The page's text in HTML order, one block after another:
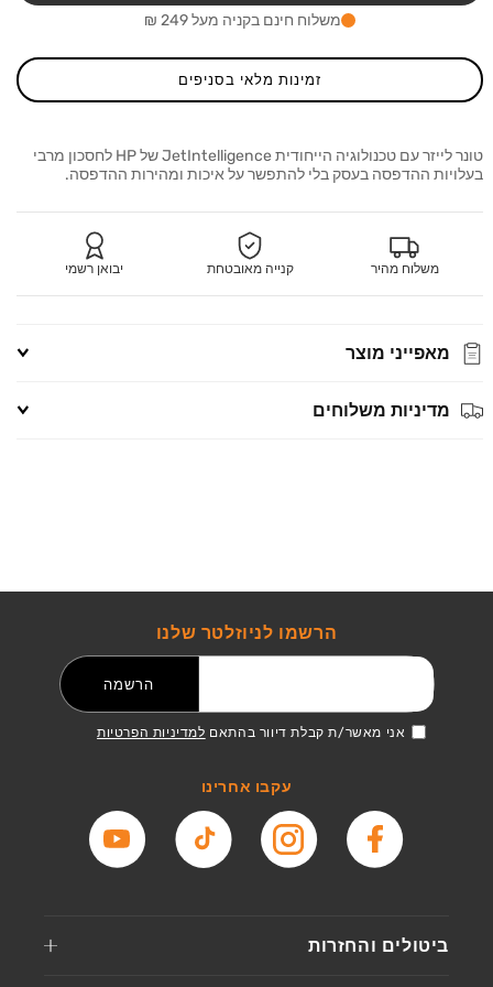
משלוח חינם בקניה מעל 249 ₪
זמינות מלאי בסניפים
טונר לייזר עם טכנולוגיה הייחודית JetIntelligence של HP לחסכון מרבי
בעלויות ההדפסה בעסק בלי להתפשר על איכות ומהירות ההדפסה.
משלוח מהיר קנייה מאובטחת יבואן רשמי
מאפייני מוצר
מדיניות משלוחים
הרשמו לניוזלטר שלנו
הרשמה
אני מאשר/ת קבלת דיוור בהתאם למדיניות הפרטיות
עקבו אחרינו
פייסבוק אינסטגרם טיקטוק יוטיוב
ביטולים והחזרות